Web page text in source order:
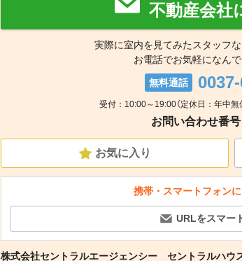
不動産会社
実際に室内を見てみたスタッフ
お電話でお気軽になん
無料通話
受付：10:00～19:00（定休日：年中無
お問い合わせ番
お気に入り
携帯・スマートフォン
URLをスマー
株式会社セントラルエージェンシー セントラルハウ